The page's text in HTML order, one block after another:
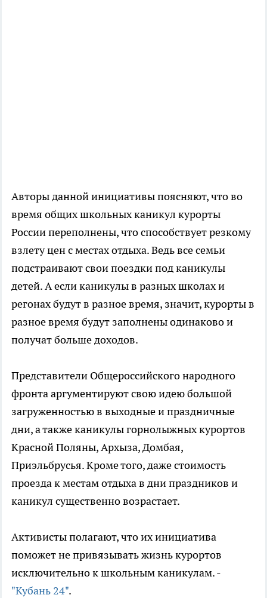
Авторы данной инициативы поясняют, что во
время общих школьных каникул курорты
России переполнены, что способствует резкому
взлету цен с местах отдыха. Ведь все семьи
подстраивают свои поездки под каникулы
детей. А если каникулы в разных школах и
регонах будут в разное время, значит, курорты в
разное время будут заполнены одинаково и
получат больше доходов.
Представители Общероссийского народного
фронта аргументируют свою идею большой
загруженностью в выходные и праздничные
дни, а также каникулы горнолыжных курортов
Красной Поляны, Архыза, Домбая,
Приэльбрусья. Кроме того, даже стоимость
проезда к местам отдыха в дни праздников и
каникул существенно возрастает.
Активисты полагают, что их инициатива
поможет не привязывать жизнь курортов
исключительно к школьным каникулам. -
"Кубань 24".